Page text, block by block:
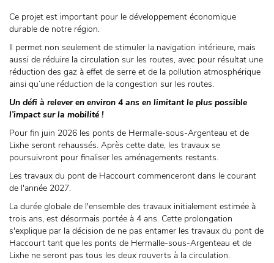
Ce projet est important pour le développement économique
durable de notre région.
Il permet non seulement de stimuler la navigation intérieure, mais
aussi de réduire la circulation sur les routes, avec pour résultat une
réduction des gaz à effet de serre et de la pollution atmosphérique
ainsi qu’une réduction de la congestion sur les routes.
Un défi à relever en environ 4 ans en limitant le plus possible
l’impact sur la mobilité !
Pour fin juin 2026 les ponts de Hermalle-sous-Argenteau et de
Lixhe seront rehaussés. Après cette date, les travaux se
poursuivront pour finaliser les aménagements restants.
Les travaux du pont de Haccourt commenceront dans le courant
de l'année 2027.
La durée globale de l'ensemble des travaux initialement estimée à
trois ans, est désormais portée à 4 ans. Cette prolongation
s'explique par la décision de ne pas entamer les travaux du pont de
Haccourt tant que les ponts de Hermalle-sous-Argenteau et de
Lixhe ne seront pas tous les deux rouverts à la circulation.